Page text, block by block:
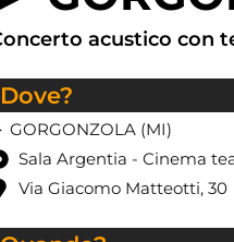
acustico con
Dove?
GORGONZOLA (MI)
Sala Argentia - Cinema
Via Giacomo Matteotti, 30